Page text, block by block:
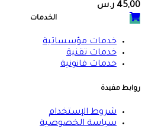
45,00 ر.س
الخدمات
خدمات مؤسساتية
خدمات تقنية
خدمات قانونية
روابط مفيدة
شروط الإستخدام
سياسة الخصوصية